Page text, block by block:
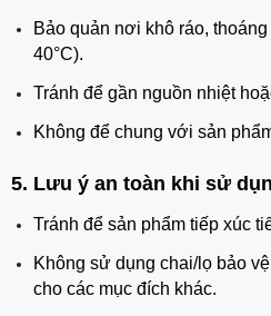
Bảo quản nơi khô ráo,
40°C).
Tránh để gần nguồn nhiệt
Không để chung với sản
5. Lưu ý an toàn khi sử
Tránh để sản phẩm tiếp xúc
Không sử dụng chai/lọ bảo
cho các mục đích khác.